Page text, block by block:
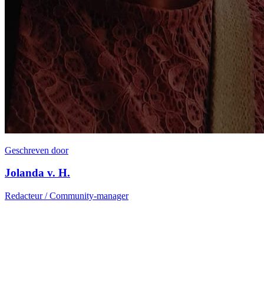
Geschreven door
Jolanda v. H.
Redacteur / Community-manager